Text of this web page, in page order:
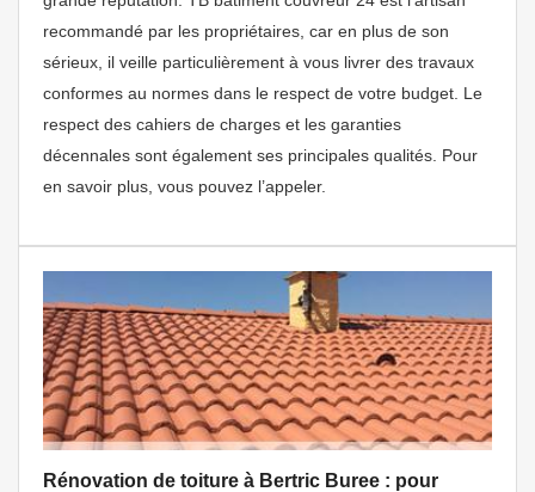
recommandé par les propriétaires, car en plus de son
sérieux, il veille particulièrement à vous livrer des travaux
conformes au normes dans le respect de votre budget. Le
respect des cahiers de charges et les garanties
décennales sont également ses principales qualités. Pour
en savoir plus, vous pouvez l’appeler.
Rénovation de toiture à Bertric Buree : pour